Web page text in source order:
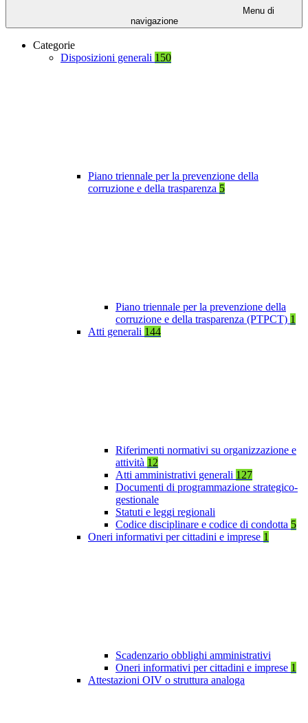
Menu di
navigazione
Categorie
Disposizioni generali 150
Piano triennale per la prevenzione della
corruzione e della trasparenza 5
Piano triennale per la prevenzione della
corruzione e della trasparenza (PTPCT) 1
Atti generali 144
Riferimenti normativi su organizzazione e
attività 12
Atti amministrativi generali 127
Documenti di programmazione strategico-
gestionale
Statuti e leggi regionali
Codice disciplinare e codice di condotta 5
Oneri informativi per cittadini e imprese 1
Scadenzario obblighi amministrativi
Oneri informativi per cittadini e imprese 1
Attestazioni OIV o struttura analoga